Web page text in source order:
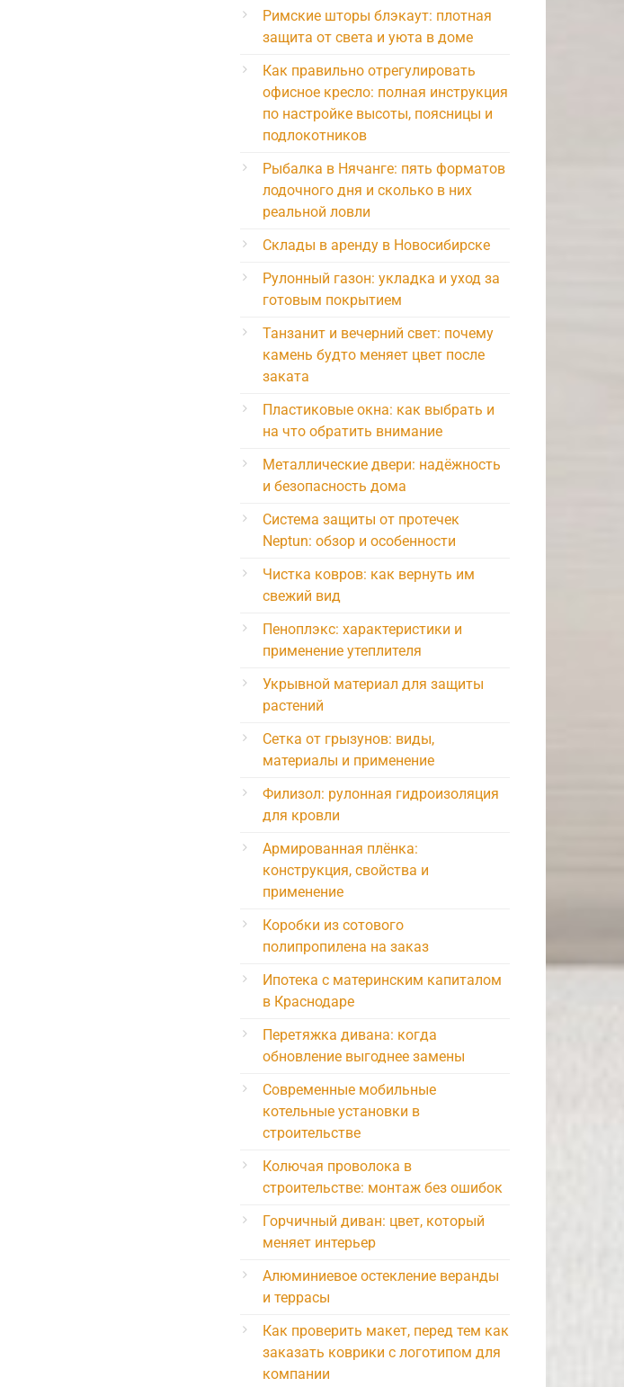
Римские шторы блэкаут: плотная
защита от света и уюта в доме
Как правильно отрегулировать
офисное кресло: полная инструкция
по настройке высоты, поясницы и
подлокотников
Рыбалка в Нячанге: пять форматов
лодочного дня и сколько в них
реальной ловли
Склады в аренду в Новосибирске
Рулонный газон: укладка и уход за
готовым покрытием
Танзанит и вечерний свет: почему
камень будто меняет цвет после
заката
Пластиковые окна: как выбрать и
на что обратить внимание
Металлические двери: надёжность
и безопасность дома
Система защиты от протечек
Neptun: обзор и особенности
Чистка ковров: как вернуть им
свежий вид
Пеноплэкс: характеристики и
применение утеплителя
Укрывной материал для защиты
растений
Сетка от грызунов: виды,
материалы и применение
Филизол: рулонная гидроизоляция
для кровли
Армированная плёнка:
конструкция, свойства и
применение
Коробки из сотового
полипропилена на заказ
Ипотека с материнским капиталом
в Краснодаре
Перетяжка дивана: когда
обновление выгоднее замены
Современные мобильные
котельные установки в
строительстве
Колючая проволока в
строительстве: монтаж без ошибок
Горчичный диван: цвет, который
меняет интерьер
Алюминиевое остекление веранды
и террасы
Как проверить макет, перед тем как
заказать коврики с логотипом для
компании